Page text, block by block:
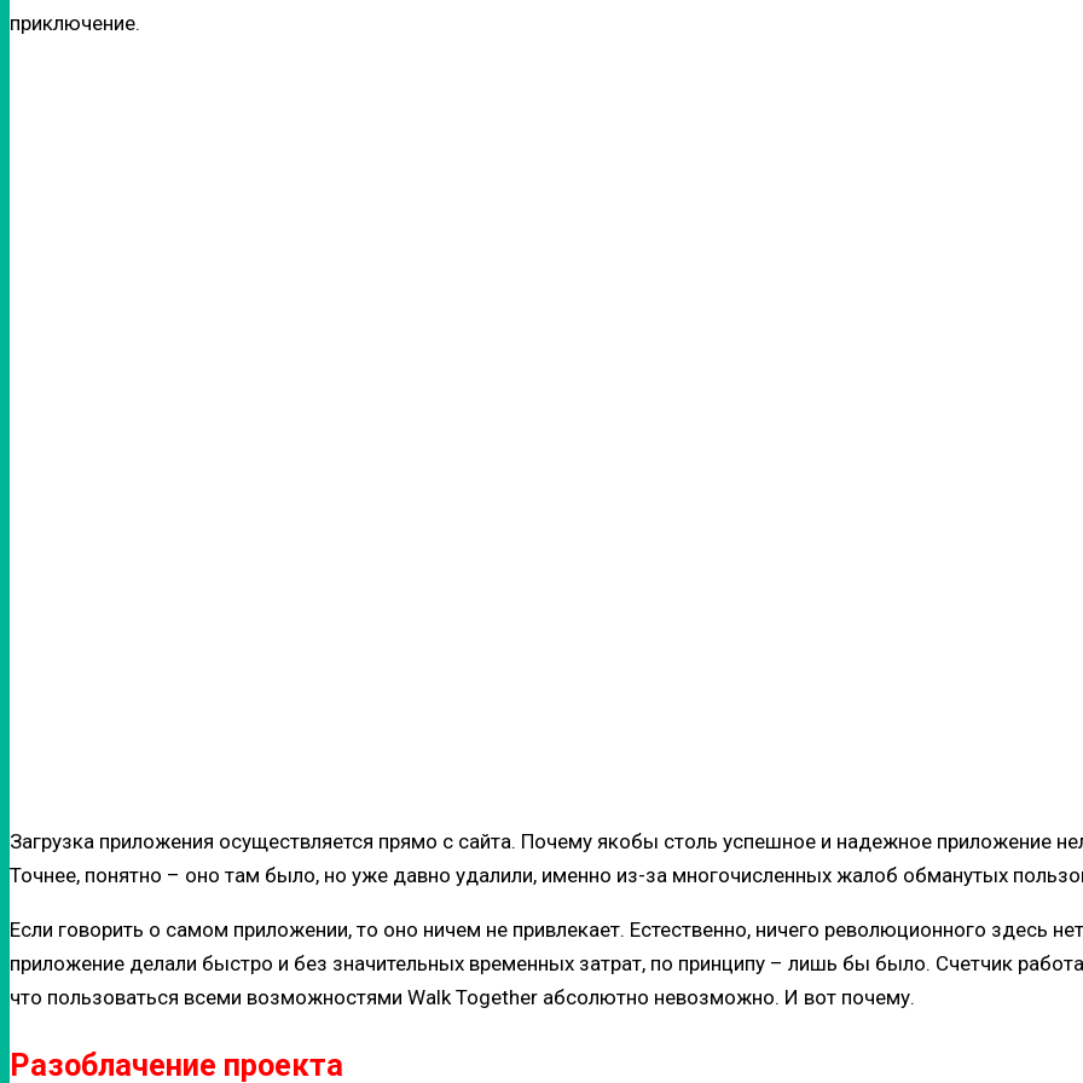
приключение.
Загрузка приложения осуществляется прямо с сайта. Почему якобы столь успешное и надежное приложение
Точнее, понятно – оно там было, но уже давно удалили, именно из-за многочисленных жалоб обманутых
Если говорить о самом приложении, то оно ничем не привлекает. Естественно, ничего революционного здесь
приложение делали быстро и без значительных временных затрат, по принципу – лишь бы было. Счетчик
что пользоваться всеми возможностями Walk Together абсолютно невозможно. И вот почему.
Разоблачение проекта